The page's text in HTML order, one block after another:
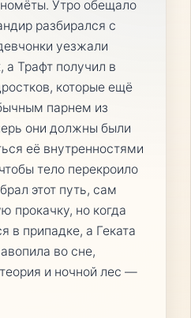
Утро обещало
разбирался с
уезжали
а Трафт получил в
которые ещё
парнем из
они должны были
её внутренностями
тело перекроило
этот путь, сам
прокачку, но когда
в припадке, а Геката
во сне,
и ночной лес —